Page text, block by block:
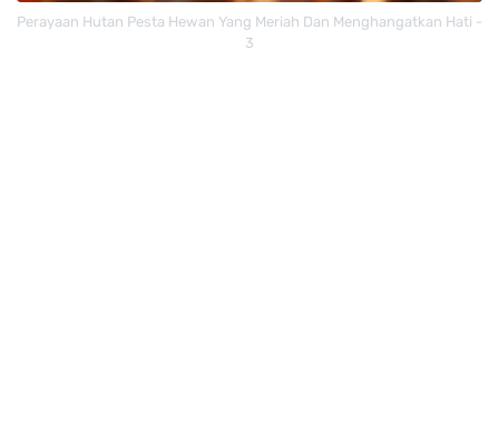
Perayaan Hutan Pesta Hewan Yang Meriah Dan Menghangatkan Hati -
3